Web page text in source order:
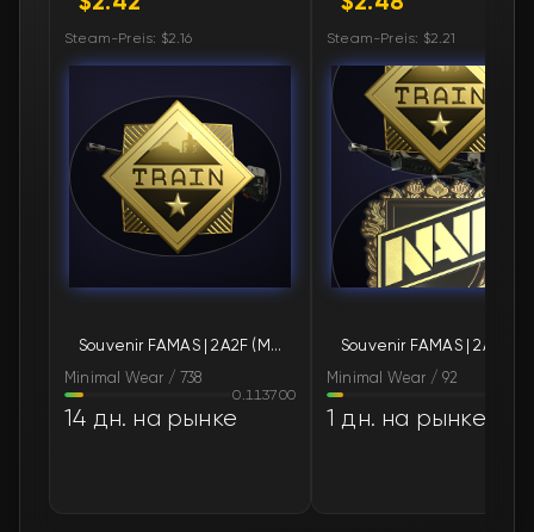
FN $2.65🛒
$2.67🛒
$2.67🛒
$2.67 🛒
FN $2.67🛒
FN $2.67🛒
FN $2.67 🛒
Steam-Preis: $2.16
Souvenir FAMAS | 2A2F (Minimal Wear)
Minimal Wear / 738
0.113700
14 дн. на рынке
Steam-Preis: $2.21
Minimal Wear / 92
1 дн. на рынке